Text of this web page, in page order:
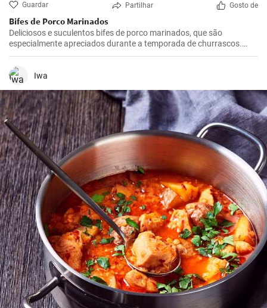
Guardar Partilhar Gosto de
Bifes de Porco Marinados
Deliciosos e suculentos bifes de porco marinados, que são
especialmente apreciados durante a temporada de churrascos.
Estes bifes temperados são melhores se marinados durante a noite,
dando-lhes tempo suficiente para absorver todos os sabores
deliciosos do marinado.
Iwa